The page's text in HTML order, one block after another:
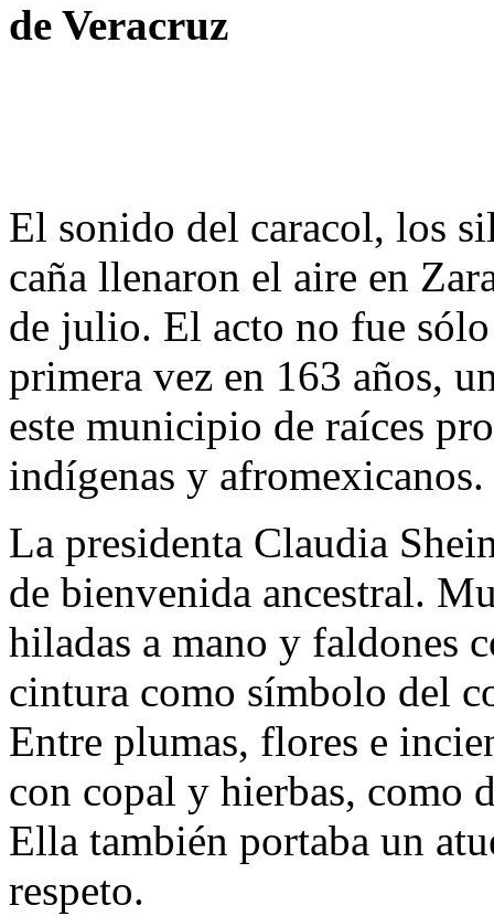
de Veracruz
El sonido del caracol, los
caña llenaron el aire en
de julio. El acto no fue
primera vez en 163 años,
este municipio de raíces
indígenas y afromexicanos.
La presidenta Claudia
de bienvenida ancestral.
hiladas a mano y faldones
cintura como símbolo del
Entre plumas, flores e
con copal y hierbas, como
Ella también portaba un
respeto.